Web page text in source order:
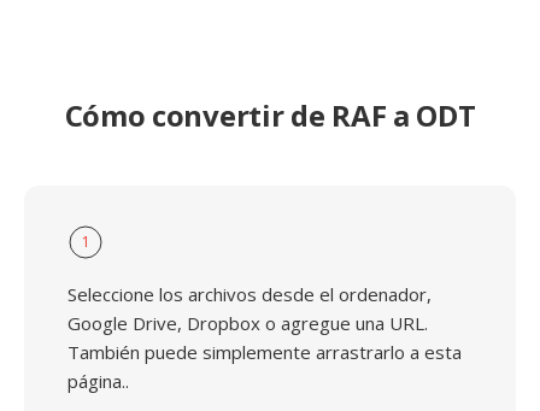
Cómo convertir de RAF a ODT
1
Seleccione los archivos desde el ordenador,
Google Drive, Dropbox o agregue una URL.
También puede simplemente arrastrarlo a esta
página..